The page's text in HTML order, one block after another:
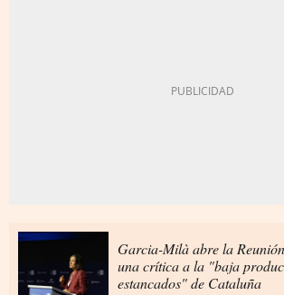
Garcia-Milà abre la
una crítica a la "baja
estancados" de Cataluña